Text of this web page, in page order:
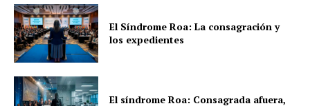
El Síndrome Roa: La consagración y
los expedientes
El síndrome Roa: Consagrada afuera,